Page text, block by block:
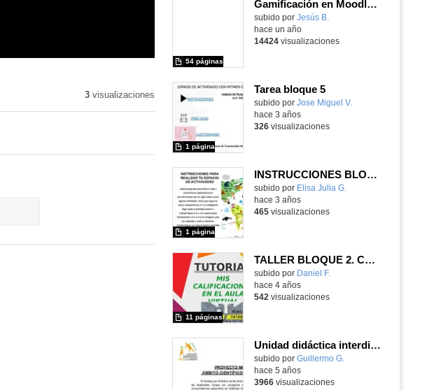
3visualizaciones
Gamificación en Moodle 4.4 (oct-24)
subido por Jesús B.
54 páginas
hace un año
14424visualizaciones
Tarea bloque 5
Contenido educativo.
subido por Jose Miguel V.
1 página
hace 3 años
326visualizaciones
INSTRUCCIONES BLOQUE 5
Contenido educativo.
subido por Elisa Julia G.
1 página
hace 3 años
465visualizaciones
TALLER BLOQUE 2. CALIFICACIONES
Contenido educativo.
subido por Daniel F.
11 páginas
hace 4 años
542 visualizaciones
Unidad didáctica interdisciplinar para el Ámbito Científico-Tecnológico de 1º y 2º ESO
Contenido educativo.
subido por Guillermo G.
hace 5 años
3966visualizaciones